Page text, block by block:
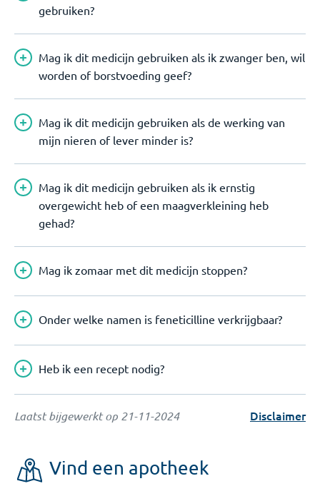
gebruiken?
Mag ik dit medicijn gebruiken als ik zwanger ben, wil
worden of borstvoeding geef?
Mag ik dit medicijn gebruiken als de werking van
mijn nieren of lever minder is?
Mag ik dit medicijn gebruiken als ik ernstig
overgewicht heb of een maagverkleining heb
gehad?
Mag ik zomaar met dit medicijn stoppen?
Onder welke namen is feneticilline verkrijgbaar?
Heb ik een recept nodig?
Laatst bijgewerkt op 21-11-2024 Disclaimer
Vind een apotheek